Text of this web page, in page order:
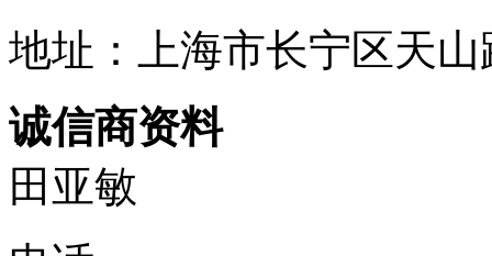
地址：上海市长宁区天山
诚信商资料
田亚敏